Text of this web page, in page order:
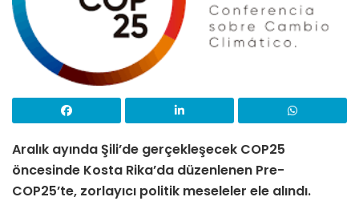
Aralık ayında Şili’de gerçekleşecek COP25
öncesinde Kosta Rika’da düzenlenen Pre-
COP25’te, zorlayıcı politik meseleler ele alındı.